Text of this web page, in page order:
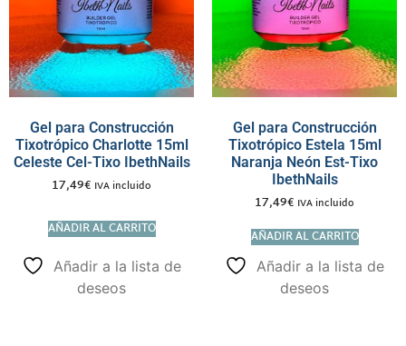
Gel para Construcción
Tixotrópico Charlotte 15ml
Celeste Cel-Tixo IbethNails
17,49€ IVA incluido
AÑADIR AL CARRITO
Añadir a la lista de
deseos
Gel para Construcción
Tixotrópico Estela 15ml
Naranja Neón Est-Tixo
IbethNails
17,49€ IVA incluido
AÑADIR AL CARRITO
Añadir a la lista de
deseos